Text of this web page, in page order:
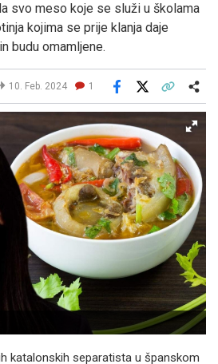
svo meso koje se služi u školama
kojima se prije klanja daje
budu omamljene.
10. Feb. 2024 1
Facebook
katalonskih separatista u španskom